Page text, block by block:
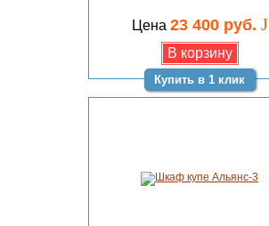
Цена 23 400 руб. J
Купить в 1 клик